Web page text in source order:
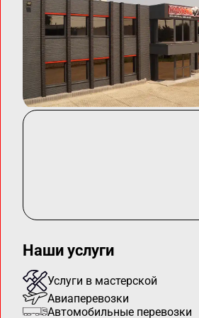
Наши услуги
Услуги в мастерской
Авиаперевозки
Автомобильные перевозки